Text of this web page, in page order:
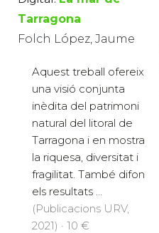
Tarragona
Folch López, Jaume
Aquest treball ofereix
una visió conjunta
inèdita del patrimoni
natural del litoral de
Tarragona i en mostra
la riquesa, diversitat i
fragilitat. També difon
els resultats ...
(Publicacions URV,
2021) · 10 €